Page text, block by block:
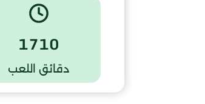
1710
دقائق اللعب